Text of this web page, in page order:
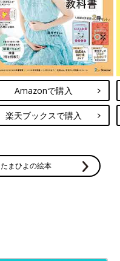
Amazonで購入
楽天ブックスで購入
たまひよの絵本